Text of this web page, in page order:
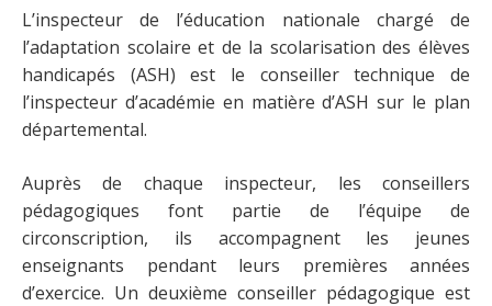
L’inspecteur de l’éducation nationale chargé de
l’adaptation scolaire et de la scolarisation des élèves
handicapés (ASH) est le conseiller technique de
l’inspecteur d’académie en matière d’ASH sur le plan
départemental.
Auprès de chaque inspecteur, les conseillers
pédagogiques font partie de l’équipe de
circonscription, ils accompagnent les jeunes
enseignants pendant leurs premières années
d’exercice. Un deuxième conseiller pédagogique est